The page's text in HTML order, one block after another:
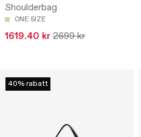
Shoulderbag
ONE SIZE
1619.40 kr 2699 kr
40% rabatt